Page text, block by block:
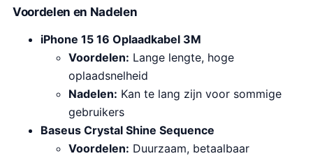
Voordelen en Nadelen
iPhone 15 16 Oplaadkabel 3M
Voordelen: Lange lengte, hoge
oplaadsnelheid
Nadelen: Kan te lang zijn voor sommige
gebruikers
Baseus Crystal Shine Sequence
Voordelen: Duurzaam, betaalbaar